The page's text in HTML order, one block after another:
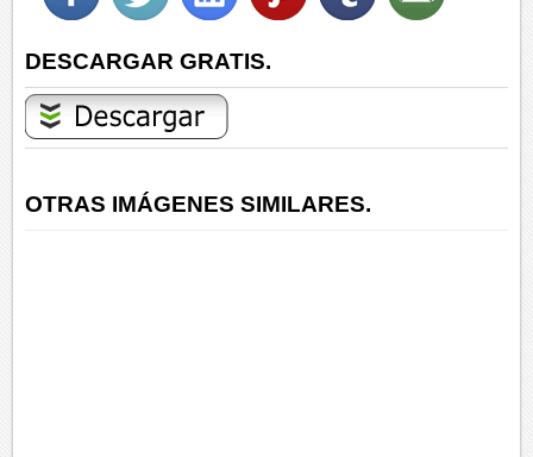
DESCARGAR GRATIS.
OTRAS IMÁGENES SIMILARES.